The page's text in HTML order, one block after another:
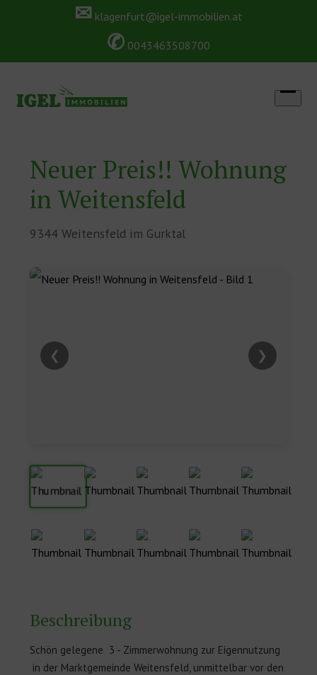
content
✉ klagenfurt@igel-immobilien.at
✆ 0043463508700
Open
Neuer Preis!! Wohnung
in Weitensfeld
9344 Weitensfeld im Gurktal
❮ ❯
Beschreibung
Schön gelegene 3 - Zimmerwohnung zur Eigennutzung
in der Marktgemeinde Weitensfeld, unmittelbar vor den